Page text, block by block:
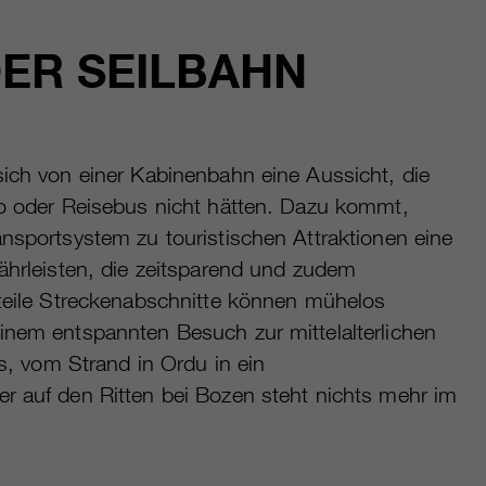
SEILBAHN
von einer Kabinenbahn eine Aussicht, die
oder Reisebus nicht hätten. Dazu kommt,
zu touristischen Attraktionen eine
die zeitsparend und zudem
Streckenabschnitte können mühelos
entspannten Besuch zur mittelalterlichen
vom Strand in Ordu in ein
auf den Ritten bei Bozen steht nichts mehr im